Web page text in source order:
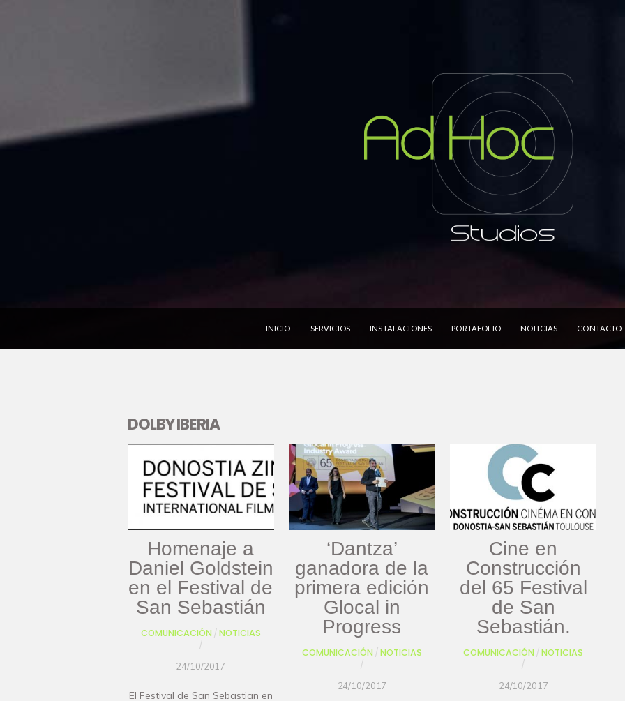
INICIO SERVICIOS INSTALACIONES PORTAFOLIO NOTICIAS CONTACTO
DOLBY IBERIA
Homenaje a
Daniel Goldstein
en el Festival de
San Sebastián
COMUNICACIÓN /NOTICIAS
/
24/10/2017
El Festival de San Sebastian en
‘Dantza’
ganadora de la
primera edición
Glocal in
Progress
COMUNICACIÓN /NOTICIAS
/
24/10/2017
Cine en
Construcción
del 65 Festival
de San
Sebastián.
COMUNICACIÓN /NOTICIAS
/
24/10/2017